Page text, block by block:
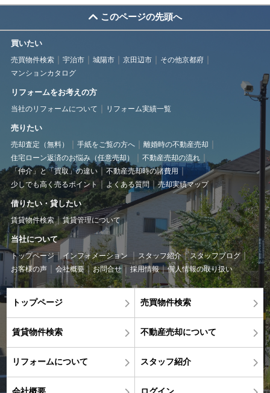
このページの先頭へ
買いたい
売買物件検索 宇治市 城陽市 京田辺市
その他京都府
マンションカタログ
リフォームをお考えの方
当社のリフォームについて リフォーム実績一覧
売りたい
売却査定（無料） 手紙をご覧の方へ
離婚時の不動産売却
住宅ローン返済のお悩み（任意売却）
不動産売却の流れ
「仲介」と「買取」の違い
不動産売却時の諸費用
少しでも高く売るポイント
よくある質問 売却実績マップ
借りたい・貸したい
賃貸物件検索 賃貸管理について
当社について
トップページ インフォメーション スタッフ紹介
スタッフブログ
お客様の声
会社概要 お問合せ 採用情報 個人情報の取り扱い
トップページ 売買物件検索
賃貸物件検索 不動産売却について
リフォームについて スタッフ紹介